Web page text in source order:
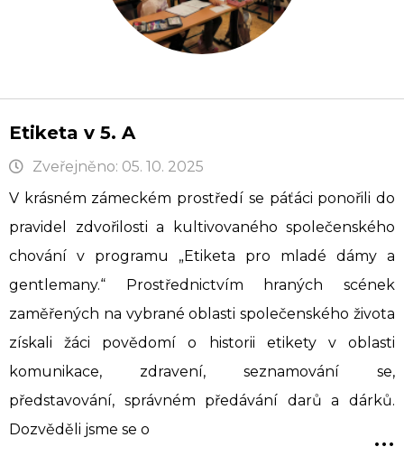
Etiketa v 5. A
Zveřejněno: 05. 10. 2025
V krásném zámeckém prostředí se páťáci ponořili do
pravidel zdvořilosti a kultivovaného společenského
chování v programu „Etiketa pro mladé dámy a
gentlemany.“ Prostřednictvím hraných scének
zaměřených na vybrané oblasti společenského života
získali žáci povědomí o historii etikety v oblasti
komunikace, zdravení, seznamování se,
představování, správném předávání darů a dárků.
Dozvěděli jsme se o
...